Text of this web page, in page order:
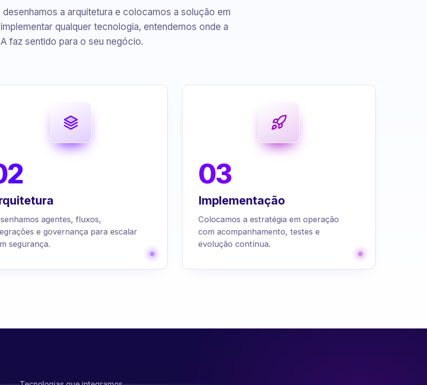
a arquitetura e colocamos a solução em
qualquer tecnologia, entendemos onde a
faz sentido para o seu negócio.
agentes, fluxos,
e governança para escalar
segurança.
03
Implementação
Colocamos a estratégia em operação
com acompanhamento, testes e
evolução contínua.